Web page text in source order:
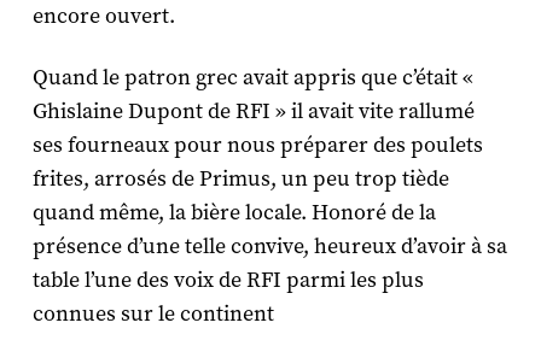
encore ouvert.
Quand le patron grec avait appris que c’était «
Ghislaine Dupont de RFI » il avait vite rallumé
ses fourneaux pour nous préparer des poulets
frites, arrosés de Primus, un peu trop tiède
quand même, la bière locale. Honoré de la
présence d’une telle convive, heureux d’avoir à sa
table l’une des voix de RFI parmi les plus
connues sur le continent